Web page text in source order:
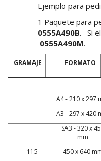
Ejemplo para
1 Paquete para
0555A490B. Si
0555A490M.
GRAMAJE FORMATO
A4 - 210 x 297
A3 - 297 x 420
SA3 - 320 x
mm
115 450 x 640